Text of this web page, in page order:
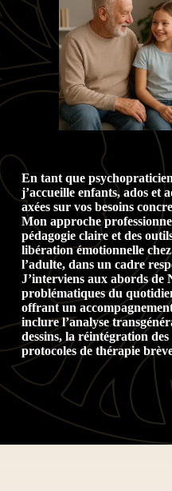
En tant que
j’accueille enfants, ados et
axées sur vos besoins
Mon approche
pédagogie claire et des
libération émotionnelle
l’adulte, dans un cadre
J’interviens aux abords de
problématiques du
offrant un
inclure l’analyse
dessins, la réintégration
protocoles de thérapie